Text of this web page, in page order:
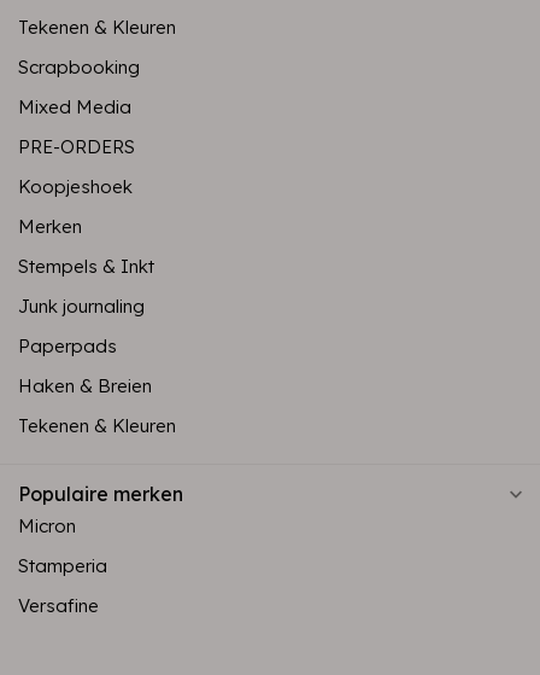
Tekenen & Kleuren
Scrapbooking
Mixed Media
PRE-ORDERS
Koopjeshoek
Merken
Stempels & Inkt
Junk journaling
Paperpads
Haken & Breien
Tekenen & Kleuren
Populaire merken
Micron
Stamperia
Versafine